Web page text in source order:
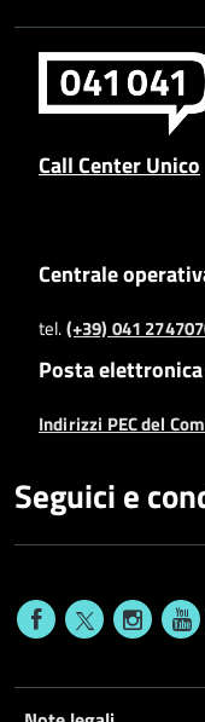
Call Center Unico
Centrale
tel.(+39) 041
Posta
Indirizzi PEC del
Seguici e